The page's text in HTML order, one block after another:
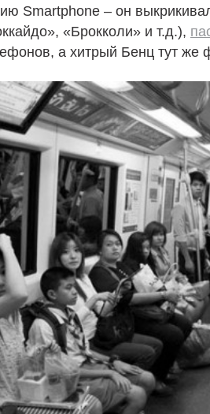
Smartphone – он
«Брокколи» и т.д.),
а хитрый Бенц тут